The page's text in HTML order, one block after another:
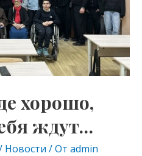
хорошо,
ждут…
Новости / От admin